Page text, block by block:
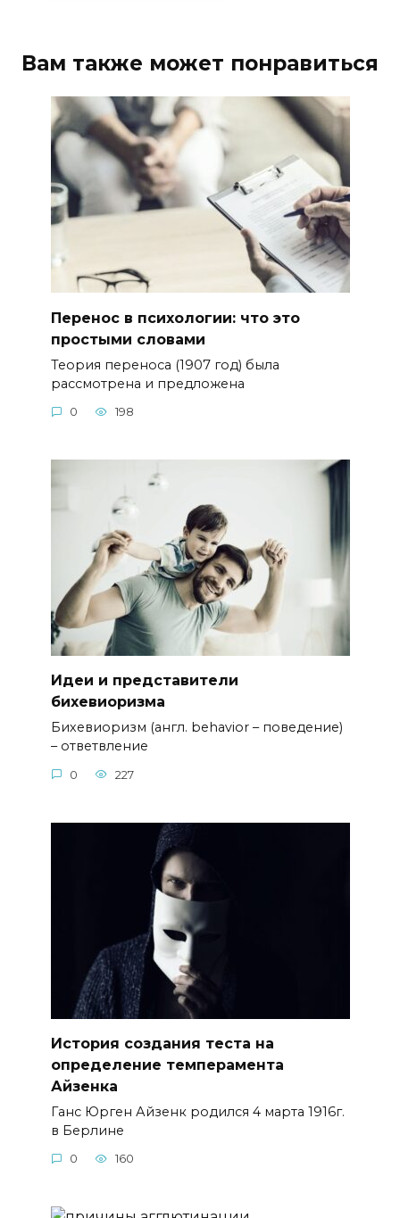
Вам также может понравиться
Перенос в психологии: что это
простыми словами
Теория переноса (1907 год) была
рассмотрена и предложена
0 198
Идеи и представители
бихевиоризма
Бихевиоризм (англ. behavior – поведение)
– ответвление
0 227
История создания теста на
определение темперамента
Айзенка
Ганс Юрген Айзенк родился 4 марта 1916г.
в Берлине
0 160